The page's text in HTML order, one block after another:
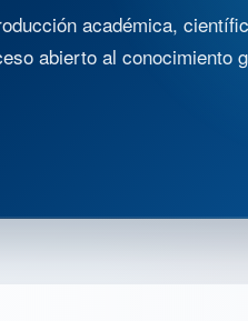
académica,
abierto al conocimiento